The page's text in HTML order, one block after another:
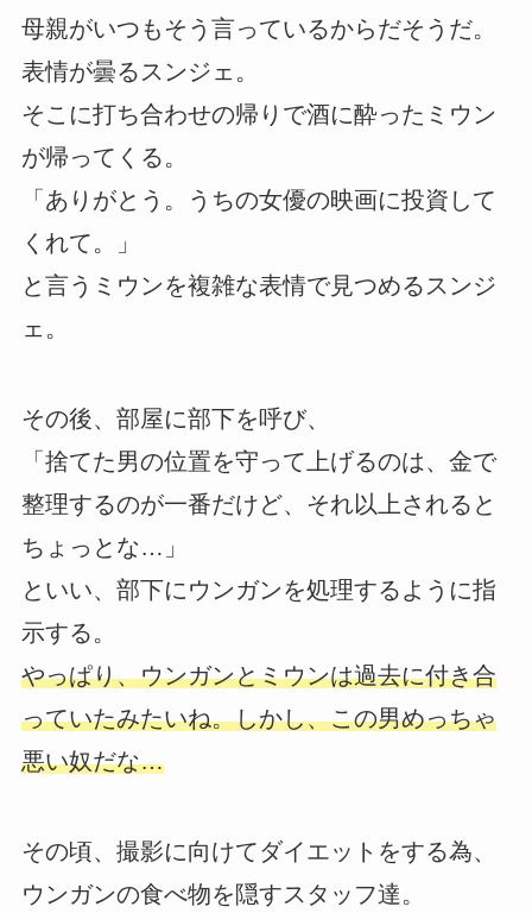
母親がいつもそう言っているからだそうだ。
表情が曇るスンジェ。
そこに打ち合わせの帰りで酒に酔ったミウン
が帰ってくる。
「ありがとう。うちの女優の映画に投資して
くれて。」
と言うミウンを複雑な表情で見つめるスンジ
ェ。
その後、部屋に部下を呼び、
「捨てた男の位置を守って上げるのは、金で
整理するのが一番だけど、それ以上されると
ちょっとな…」
といい、部下にウンガンを処理するように指
示する。
やっぱり、ウンガンとミウンは過去に付き合
っていたみたいね。しかし、この男めっちゃ
悪い奴だな…
その頃、撮影に向けてダイエットをする為、
ウンガンの食べ物を隠すスタッフ達。